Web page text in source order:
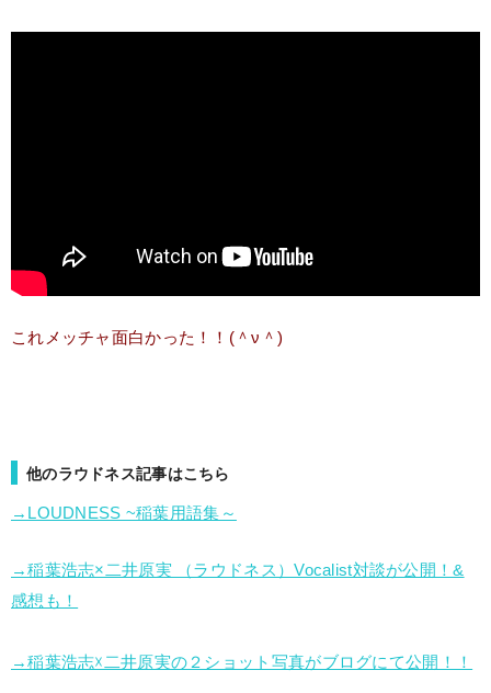
これメッチャ面白かった！！(＾ν＾)
他のラウドネス記事はこちら
→LOUDNESS ~稲葉用語集～
→稲葉浩志×二井原実 （ラウドネス）Vocalist対談が公開！&
感想も！
→稲葉浩志☓二井原実の２ショット写真がブログにて公開！！